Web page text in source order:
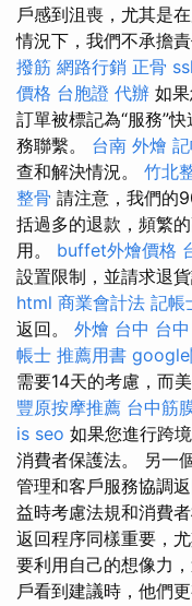
戶感到沮喪，尤其是
情況下，我們不承擔
撥筋 網路行銷 正骨 ssl
價格 台胞證 代辦 如
訂單被標記為“服務”
務聯繫。 台南 外燴
查和解決情況。 竹北
整骨 請注意，我們的
括過多的退款，頻繁
用。 buffet外燴價格
設置限制，並請求退
html 商業會計法 記帳
返回。 外燴 台中 台
帳士 推薦用書 google
需要14天的考慮，而
豐原按摩推薦 台中筋
is seo 如果您進行跨
消費者保護法。 另一
管理和客戶服務協調
益時考慮法規和消費
返回程序同樣重要，
要利用自己的想像力
戶看到建議時，他們